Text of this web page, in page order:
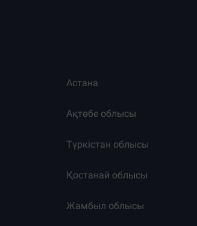
Астана
Ақтөбе облысы
Түркістан облысы
Қостанай облысы
Жамбыл облысы